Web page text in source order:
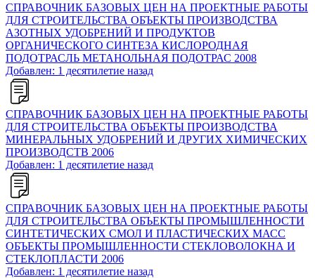
СПРАВОЧНИК БАЗОВЫХ ЦЕН НА ПРОЕКТНЫЕ РАБОТЫ
ДЛЯ СТРОИТЕЛЬСТВА ОБЪЕКТЫ ПРОИЗВОДСТВА
АЗОТНЫХ УДОБРЕНИЙ И ПРОДУКТОВ
ОРГАНИЧЕСКОГО СИНТЕЗА КИСЛОРОДНАЯ
ПОДОТРАСЛЬ МЕТАНОЛЬНАЯ ПОДОТРАС 2008
Добавлен: 1 десятилетие назад
СПРАВОЧНИК БАЗОВЫХ ЦЕН НА ПРОЕКТНЫЕ РАБОТЫ
ДЛЯ СТРОИТЕЛЬСТВА ОБЪЕКТЫ ПРОИЗВОДСТВА
МИНЕРАЛЬНЫХ УДОБРЕНИЙ И ДРУГИХ ХИМИЧЕСКИХ
ПРОИЗВОДСТВ 2006
Добавлен: 1 десятилетие назад
СПРАВОЧНИК БАЗОВЫХ ЦЕН НА ПРОЕКТНЫЕ РАБОТЫ
ДЛЯ СТРОИТЕЛЬСТВА ОБЪЕКТЫ ПРОМЫШЛЕННОСТИ
СИНТЕТИЧЕСКИХ СМОЛ И ПЛАСТИЧЕСКИХ МАСС
ОБЪЕКТЫ ПРОМЫШЛЕННОСТИ СТЕКЛОВОЛОКНА И
СТЕКЛОПЛАСТИ 2006
Добавлен: 1 десятилетие назад